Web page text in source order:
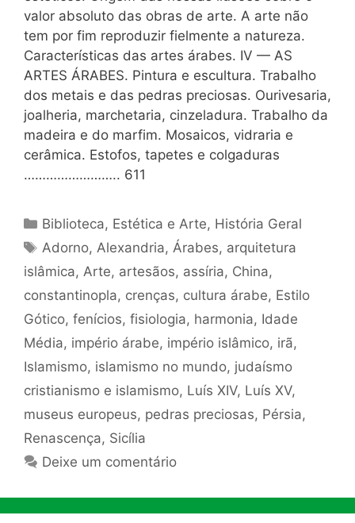
valor absoluto das obras de arte. A arte não
tem por fim reproduzir fielmente a natureza.
Características das artes árabes. IV — AS
ARTES ÁRABES. Pintura e escultura. Trabalho
dos metais e das pedras preciosas. Ourivesaria,
joalheria, marchetaria, cinzeladura. Trabalho da
madeira e do marfim. Mosaicos, vidraria e
cerâmica. Estofos, tapetes e colgaduras
…………………….. 611
Categorias
Biblioteca, Estética e Arte, História Geral
Tags
Adorno,Alexandria,Árabes, arquitetura
islâmica, Arte, artesãos, assíria, China,
constantinopla, crenças, cultura árabe, Estilo
Gótico, fenícios, fisiologia, harmonia, Idade
Média, império árabe, império islâmico, irã,
Islamismo, islamismo no mundo, judaísmo
cristianismo e islamismo, Luís XIV, Luís XV,
museus europeus, pedras preciosas, Pérsia,
Renascença, Sicília
Deixe um comentário